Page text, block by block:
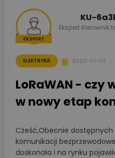
KU-
Ekspert
ELEKTRYKA 2023-01-03
LoRaWAN - czy
w nowy etap
Cześć,Obecnie
komunikacji
doskonała i na rynku